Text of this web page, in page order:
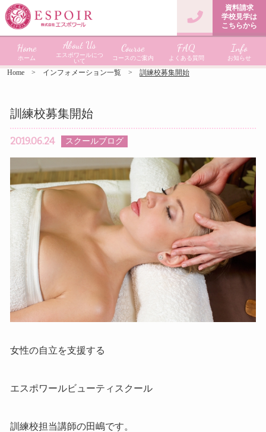
Home
ホーム
About Us
エスポワールにつ
いて
Course
コースのご案内
FAQ
よくある質問
Info
お知らせ
資料請求
学校見学は
こちらから
Home インフォメーション一覧 訓練校募集開始
訓練校募集開始
2019.06.24 スクールブログ
女性の自立を支援する
エスポワールビューティスクール
訓練校担当講師の田嶋です。